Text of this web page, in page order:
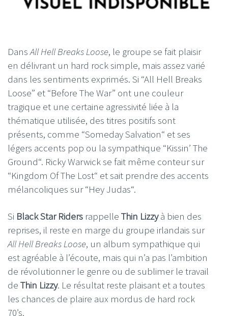
Dans All Hell Breaks Loose, le groupe se fait plaisir
en délivrant un hard rock simple, mais assez varié
dans les sentiments exprimés. Si “All Hell Breaks
Loose” et “Before The War” ont une couleur
tragique et une certaine agressivité liée à la
thématique utilisée, des titres positifs sont
présents, comme “Someday Salvation“ et ses
légers accents pop ou la sympathique “Kissin’ The
Ground“. Ricky Warwick se fait même conteur sur
“Kingdom Of The Lost“ et sait prendre des accents
mélancoliques sur “Hey Judas“.
Si Black Star Riders rappelle Thin Lizzyà bien des
reprises, il reste en marge du groupe irlandais sur
All Hell Breaks Loose, un album sympathique qui
est agréable à l’écoute, mais qui n’a pas l’ambition
de révolutionner le genre ou de sublimer le travail
de Thin Lizzy. Le résultat reste plaisant et a toutes
les chances de plaire aux mordus de hard rock
70’s.